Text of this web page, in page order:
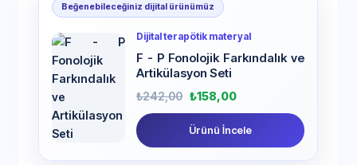
Beğenebileceğiniz dijital ürünümüz
Dijital terapötik materyal
F - P Fonolojik Farkındalık ve
Artikülasyon Seti
₺242,00 ₺158,00
Ürünü İncele